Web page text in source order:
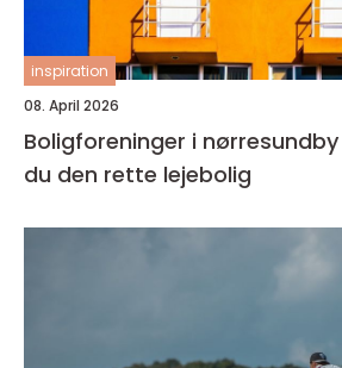
inspiration
08. April 2026
Boligforeninger i nørresundby sådan finder
du den rette lejebolig